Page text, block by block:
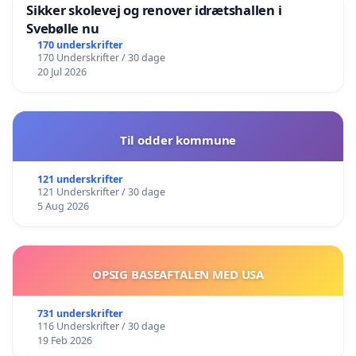
Sikker skolevej og renover idrætshallen i
Svebølle nu
170 underskrifter
170 Underskrifter / 30 dage
20 Jul 2026
Til odder kommune
121 underskrifter
121 Underskrifter / 30 dage
5 Aug 2026
OPSIG BASEAFTALEN MED USA
731 underskrifter
116 Underskrifter / 30 dage
19 Feb 2026